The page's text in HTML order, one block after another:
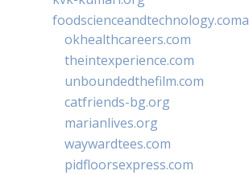
foodscienceandtechnology.coma
okhealthcareers.com
theintexperience.com
unboundedthefilm.com
catfriends-bg.org
marianlives.org
waywardtees.com
pidfloorsexpress.com